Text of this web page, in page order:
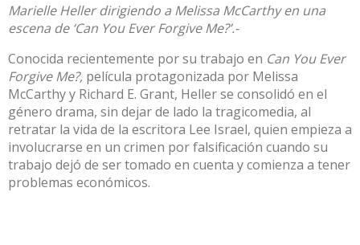
Marielle Heller dirigiendo a Melissa McCarthy en una
escena de ‘Can You Ever Forgive Me?’.-
Conocida recientemente por su trabajo en Can You Ever
Forgive Me?, película protagonizada por Melissa
McCarthy y Richard E. Grant, Heller se consolidó en el
género drama, sin dejar de lado la tragicomedia, al
retratar la vida de la escritora Lee Israel, quien empieza a
involucrarse en un crimen por falsificación cuando su
trabajo dejó de ser tomado en cuenta y comienza a tener
problemas económicos.